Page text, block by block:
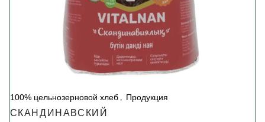
100% цельнозерновой хлеб Продукция
СКАНДИНАВСКИЙ